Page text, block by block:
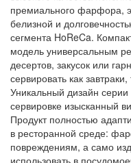
премиального фарфора,
белизной и
сегмента HoReCa.
модель универсальным
десертов, закусок или
сервировать как
Уникальный дизайн
сервировке изысканный
Продукт полностью
в ресторанной среде:
повреждениям, а само